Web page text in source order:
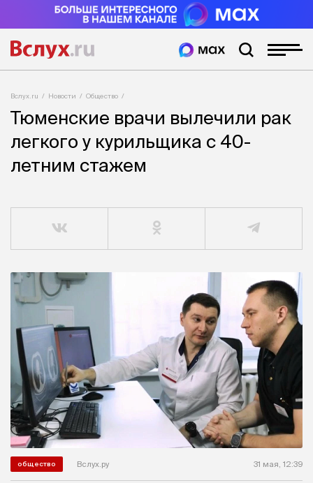
Вслух.ru Новости Общество
Тюменские врачи вылечили рак
легкого у курильщика с 40-
летним стажем
общество Вслух.ру 31 мая, 12:39